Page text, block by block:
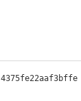
4375fe22aaf3bffe